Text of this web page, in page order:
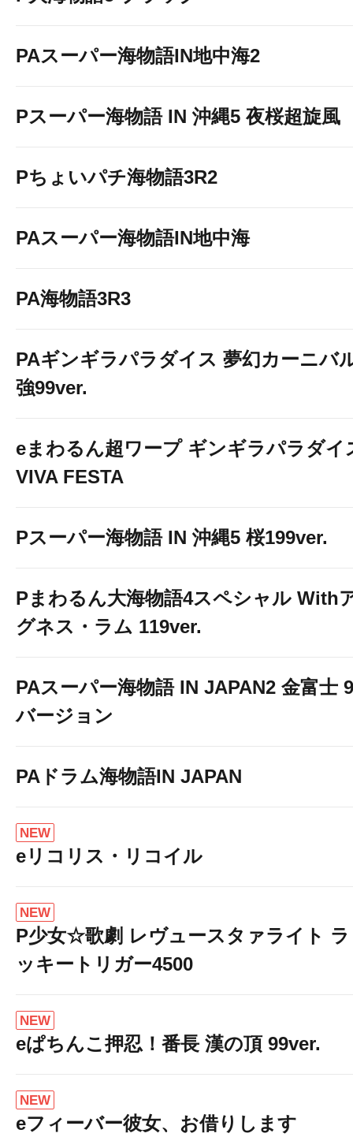
PAスーパー海物語IN地中海2
Pスーパー海物語 IN 沖縄5 夜桜超旋風
Pちょいパチ海物語3R2
PAスーパー海物語IN地中海
PA海物語3R3
PAギンギラパラダイス 夢幻カーニバ
強99ver.
eまわるん超ワープ ギンギラパラダイ
VIVA FESTA
Pスーパー海物語 IN 沖縄5 桜199ver.
Pまわるん大海物語4スペシャル With
グネス・ラム 119ver.
PAスーパー海物語 IN JAPAN2 金富士
バージョン
PAドラム海物語IN JAPAN
NEW
eリコリス・リコイル
NEW
P少女☆歌劇 レヴュースタァライト ラ
ッキートリガー4500
NEW
eぱちんこ押忍！番長 漢の頂 99ver.
NEW
eフィーバー彼女、お借りします